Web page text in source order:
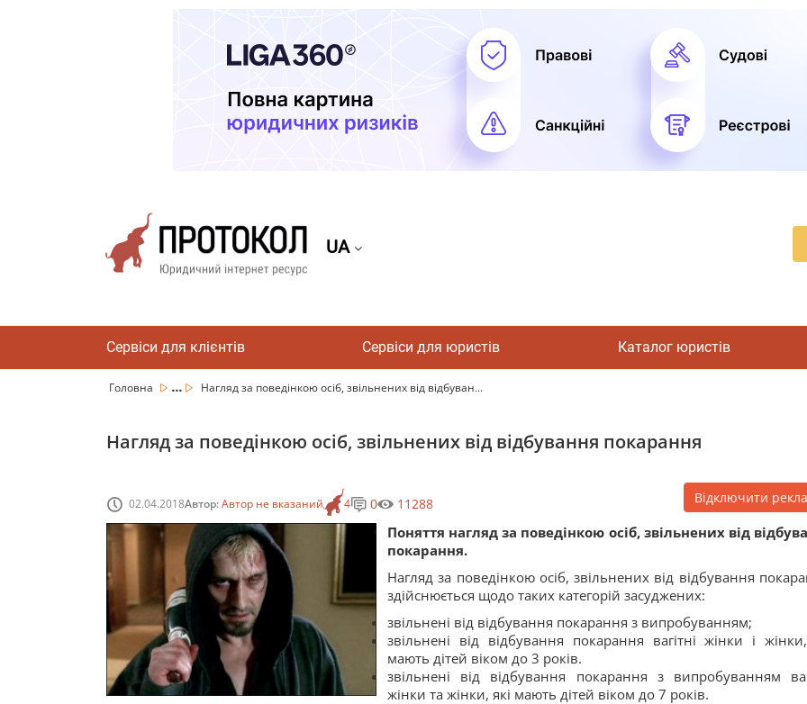
UA
Сервіси для клієнтів Сервіси для юристів Каталог юристів
Головна ... Нагляд за поведінкою осіб, звільнених від відбуван...
Нагляд за поведінкою осіб, звільнених від відбування покарання
02.04.2018Автор:Автор не вказаний 4 0 11288 Відключити
Поняття нагляд за поведінкою осіб, звільнених від
покарання.
Нагляд за поведінкою осіб, звільнених від відбування
здійснюється щодо таких категорій засуджених:
звільнені від відбування покарання з випробуванням;
звільнені від відбування покарання вагітні жінки і
мають дітей віком до 3 років.
звільнені від відбування покарання з випробуванням
жінки та жінки, які мають дітей віком до 7 років.